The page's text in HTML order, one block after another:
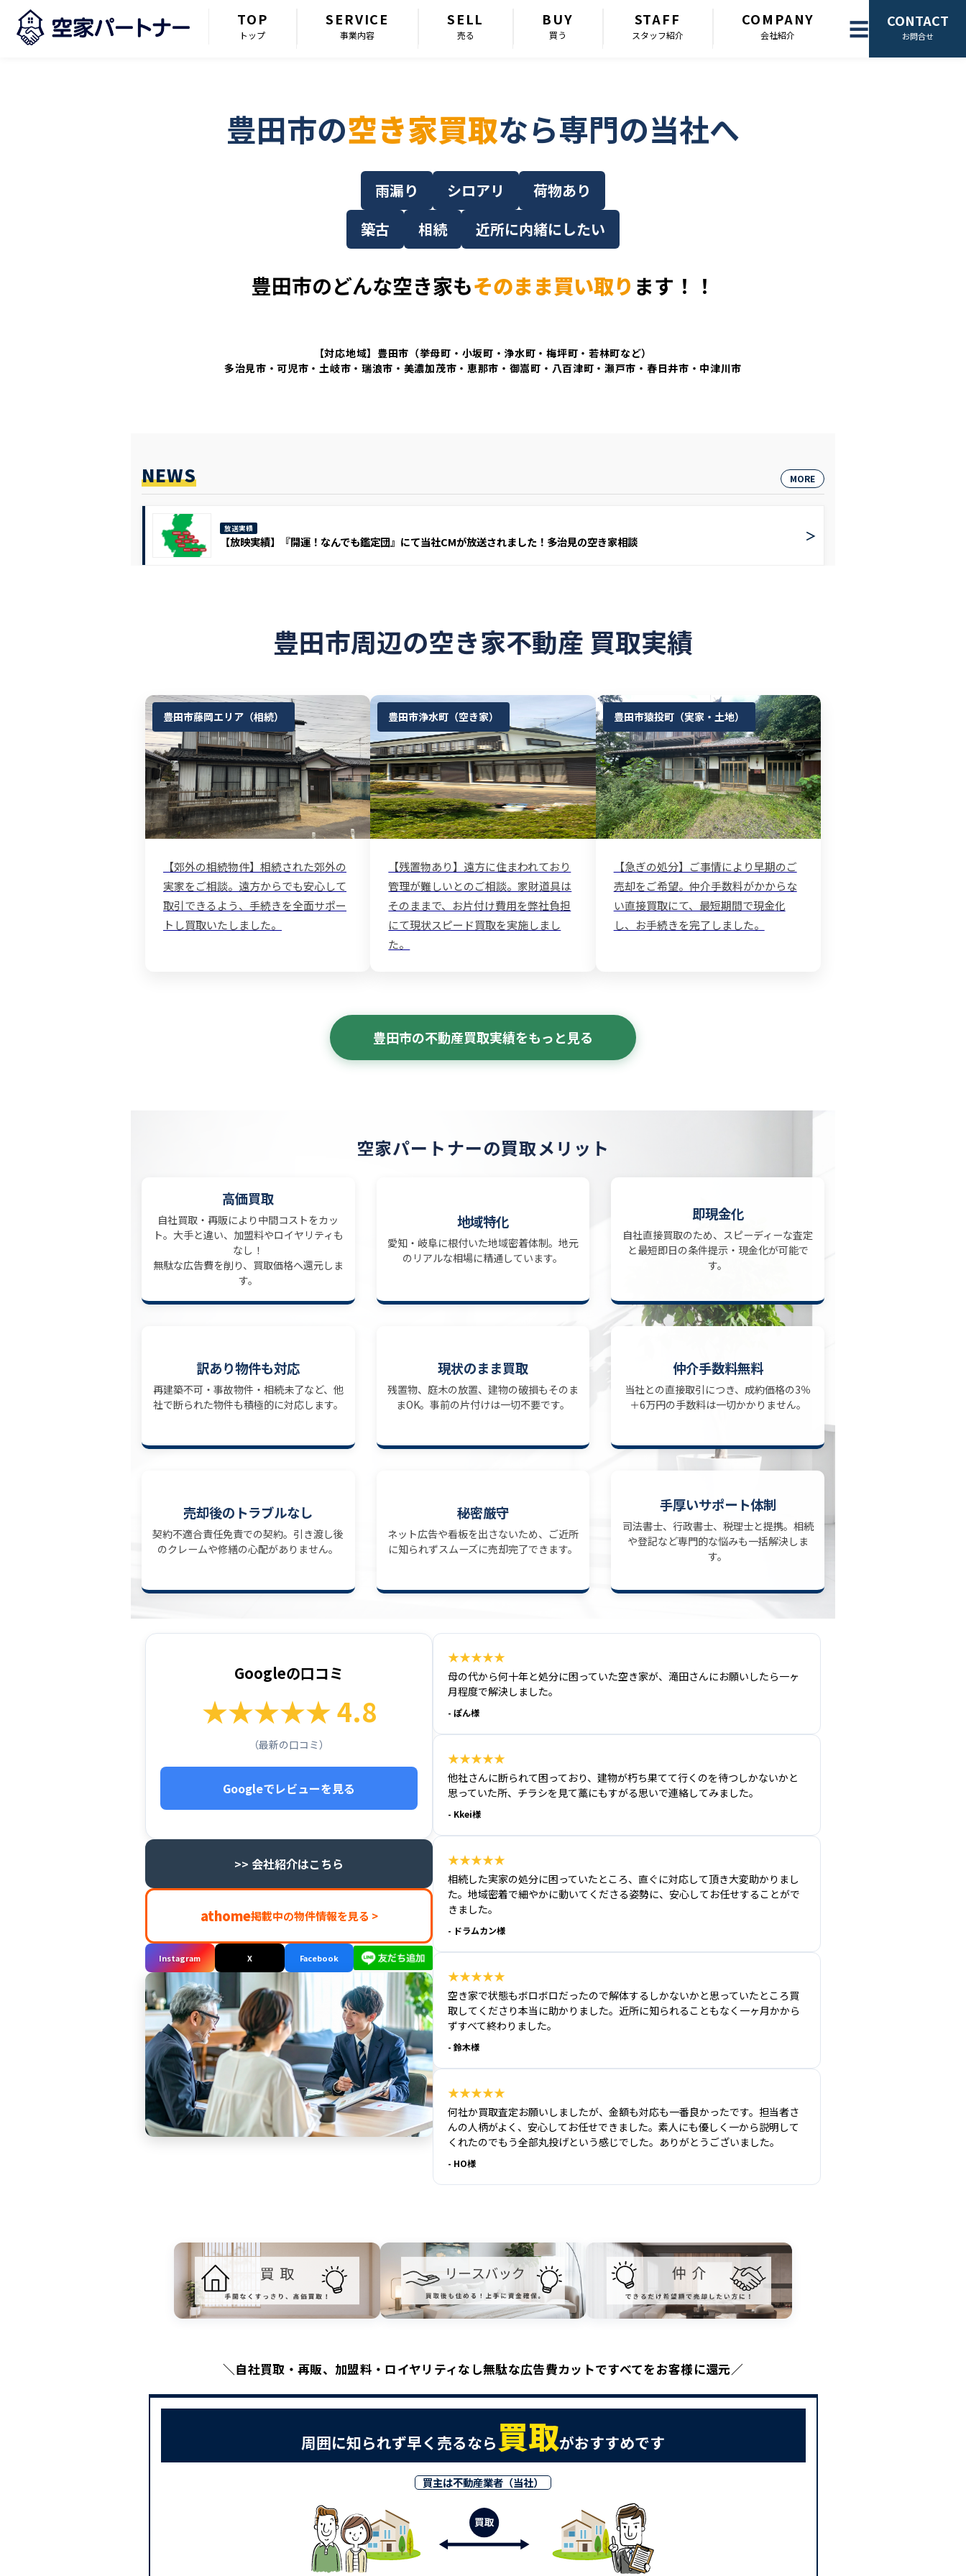
TOP
トップ
SERVICE
事業内容
SELL
売る
BUY
買う
STAFF
スタッフ紹介
COMPANY
会社紹介 ☰ CONTACT
お問合せ
豊田市の空き家買取なら専門の当社へ
雨漏り シロアリ
荷物あり
築古
相続 近所に内緒にしたい
豊田市のどんな空き家もそのまま買い取り ます！！
【対応地域】豊田市（挙母町・小坂町・浄水町・梅坪町・若林町など）
多治見市・可児市・土岐市・瑞浪市・美濃加茂市・恵那市・御嵩町・八百津町・瀬戸市・春日井市・中津川市
NEWS MORE
放送実績
【放映実績】『開運！なんでも鑑定団』にて当社CMが放送されました！多治見の空き家相談 ＞
豊田市周辺の空き家不動産 買取実績
豊田市藤岡エリア（相続）
【郊外の相続物件】相続された郊外の
実家をご相談。遠方からでも安心して
取引できるよう、手続きを全面サポー
トし買取いたしました。
豊田市浄水町（空き家）
【残置物あり】遠方に住まわれており
管理が難しいとのご相談。家財道具は
そのままで、お片付け費用を弊社負担
にて現状スピード買取を実施しまし
た。
豊田市猿投町（実家・土地）
【急ぎの処分】ご事情により早期のご
売却をご希望。仲介手数料がかからな
い直接買取にて、最短期間で現金化
し、お手続きを完了しました。
豊田市の不動産買取実績をもっと見る
空家パートナーの買取メリット
高価買取
自社買取・再販により中間コストをカッ
ト。大手と違い、加盟料やロイヤリティも
なし！
無駄な広告費を削り、買取価格へ還元しま
す。
地域特化
愛知・岐阜に根付いた地域密着体制。地元
のリアルな相場に精通しています。
即現金化
自社直接買取のため、スピーディーな査定
と最短即日の条件提示・現金化が可能で
す。
訳あり物件も対応
再建築不可・事故物件・相続未了など、他
社で断られた物件も積極的に対応します。
現状のまま買取
残置物、庭木の放置、建物の破損もそのま
まOK。事前の片付けは一切不要です。
仲介手数料無料
当社との直接取引につき、成約価格の3％
＋6万円の手数料は一切かかりません。
売却後のトラブルなし
契約不適合責任免責での契約。引き渡し後
のクレームや修繕の心配がありません。
秘密厳守
ネット広告や看板を出さないため、ご近所
に知られずスムーズに売却完了できます。
手厚いサポート体制
司法書士、行政書士、税理士と提携。相続
や登記など専門的な悩みも一括解決しま
す。
Googleの口コミ
★★★★★ 4.8
（最新の口コミ）
Googleでレビューを見る
>> 会社紹介はこちら
athome掲載中の物件情報を見る >
Instagram X Facebook
★★★★★
母の代から何十年と処分に困っていた空き家が、滝田さんにお願いしたら一ヶ
月程度で解決しました。
- ぽん様
★★★★★
他社さんに断られて困っており、建物が朽ち果てて行くのを待つしかないかと
思っていた所、チラシを見て藁にもすがる思いで連絡してみました。
- Kkei様
★★★★★
相続した実家の処分に困っていたところ、直ぐに対応して頂き大変助かりまし
た。地域密着で細やかに動いてくださる姿勢に、安心してお任せすることがで
きました。
- ドラムカン様
★★★★★
空き家で状態もボロボロだったので解体するしかないかと思っていたところ買
取してくださり本当に助かりました。近所に知られることもなく一ヶ月かから
ずすべて終わりました。
- 鈴木様
★★★★★
何社か買取査定お願いしましたが、金額も対応も一番良かったです。担当者さ
んの人柄がよく、安心してお任せできました。素人にも優しく一から説明して
くれたのでもう全部丸投げという感じでした。ありがとうございました。
- HO様
＼自社買取・再販、加盟料・ロイヤリティなし無駄な広告費カットですべてをお客様に還元／
周囲に知られず早く売るなら 買取がおすすめです
買主は不動産業者（当社）